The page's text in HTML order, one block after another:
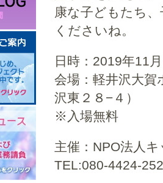
康な子どもたち
くださいね。
日時：2019年11
会場：軽井沢大賀
沢東２８−４）
※入場無料
主催：NPO法人
TEL:080-4424-